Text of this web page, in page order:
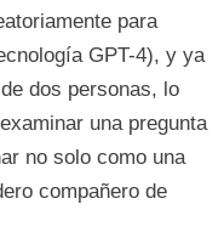
para
GPT-4), y ya
dos personas, lo
una pregunta
no solo como una
compañero de